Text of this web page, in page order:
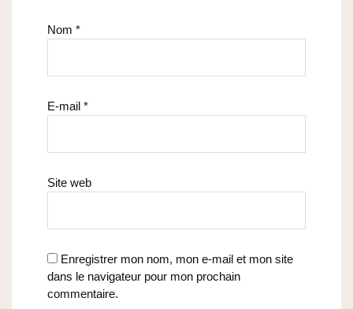
Nom *
E-mail *
Site web
Enregistrer mon nom, mon e-mail et mon site
dans le navigateur pour mon prochain
commentaire.